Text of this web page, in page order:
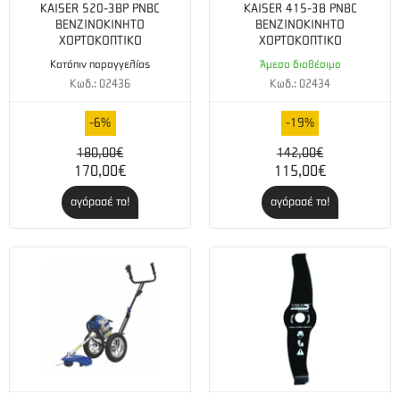
Στριφτή : 2.5 – 4.3mm
εύκολη τοποθέτηση των κλωστών.
Περιλαμβάνονται οι ροδέλες και κομμένα τεμάχια κλωστών.
KAISER 520-3BP PNBC
ΒΕΝΖΙΝΟΚΙΝΗΤΟ
ΧΟΡΤΟΚΟΠΤΙΚΟ
Κατόπιν παραγγελίας
Κωδ.: 02436
-6%
180,00€
170,00€
αγόρασέ το!
KAISER 415-3B PNBC
ΒΕΝΖΙΝΟΚΙΝΗΤΟ
ΧΟΡΤΟΚΟΠΤΙΚΟ
Άμεσα διαθέσιμο
Κωδ.: 02434
-19%
142,00€
115,00€
αγόρασέ το!